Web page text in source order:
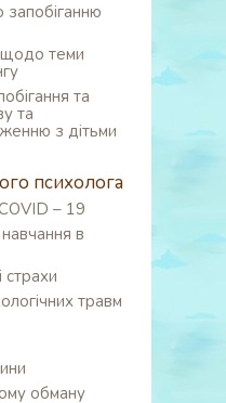
щодо теми
та
та
з дітьми
психолога
– 19
в
страхи
травм
обману